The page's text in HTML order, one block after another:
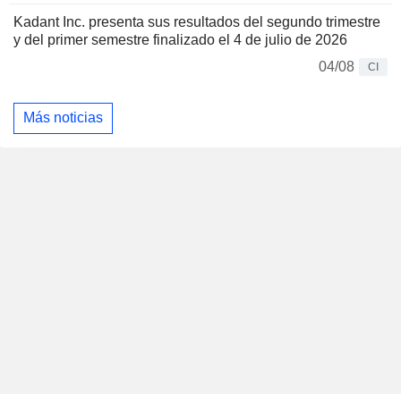
Kadant Inc. presenta sus resultados del segundo trimestre
y del primer semestre finalizado el 4 de julio de 2026
04/08
CI
Más noticias